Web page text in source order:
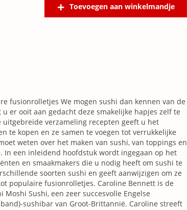
Toevoegen aan winkelmandje
fusionrolletjes We mogen sushi dan kennen van de
er ooit aan gedacht deze smakelijke hapjes zelf te
verzameling recepten geeft u het
te kopen en ze samen te voegen tot verrukkelijke
weten over het maken van sushi, van toppings en
In een inleidend hoofdstuk wordt ingegaan op het
en smaakmakers die u nodig heeft om sushi te
soorten sushi en geeft aanwijzigen om ze
populaire fusionrolletjes. Caroline Bennett is de
Sushi, een zeer succesvolle Engelse
sushibar van Groot-Brittannië. Caroline streeft